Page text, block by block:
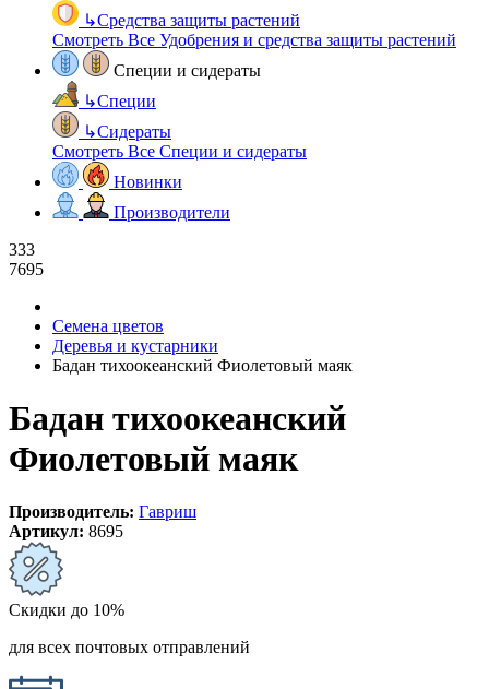
↳Средства защиты растений
Смотреть Все Удобрения и средства защиты растений
Специи и сидераты
↳Специи
↳Сидераты
Смотреть Все Специи и сидераты
Новинки
Производители
333
7695
Семена цветов
Деревья и кустарники
Бадан тихоокеанский Фиолетовый маяк
Бадан тихоокеанский
Фиолетовый маяк
Производитель: Гавриш
Артикул: 8695
Скидки до 10%
для всех почтовых отправлений